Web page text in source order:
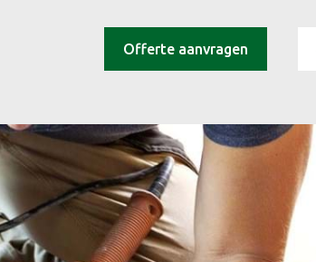
Offerte aanvragen